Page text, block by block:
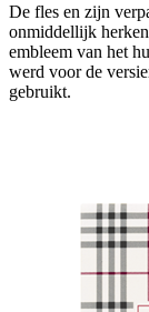
De fles en zijn
onmiddellijk
embleem van het
werd voor de
gebruikt.